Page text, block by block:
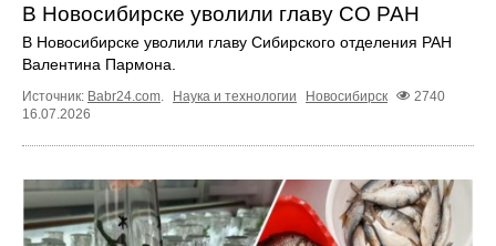
В Новосибирске уволили главу СО РАН
В Новосибирске уволили главу Сибирского отделения РАН
Валентина Пармона.
Источник: Babr24.com. Наука и технологии Новосибирск
2740
16.07.2026